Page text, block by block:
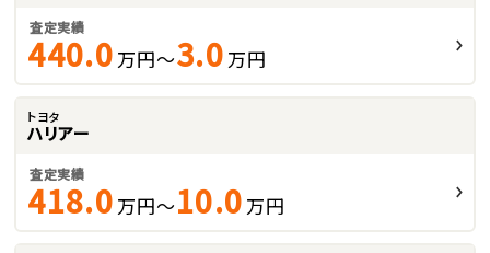
査定実績
440.0 万円～3.0 万円
トヨタ
ハリアー
査定実績
418.0 万円～10.0 万円